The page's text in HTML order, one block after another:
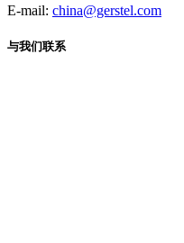
E-mail: china@gerstel.com
与我们联系